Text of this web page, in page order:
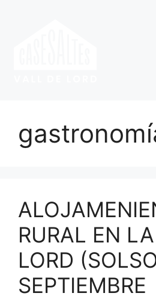
RURAL EN
LORD
SEPTIEMBRE